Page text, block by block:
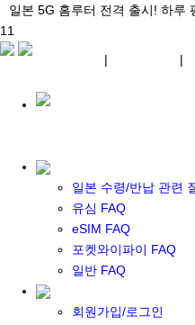
일본 5G 홈루터 전격 출시! 하루
11
일본 수령/반납 관련
유심 FAQ
eSIM FAQ
포켓와이파이 FAQ
일반 FAQ
회원가입/로그인
\아이비디오 eSIM🇯🇵/ 일본 3대
2026-08-11
일본 5G 홈루터 전격 출시! 하루
11
| |
포켓 와이파이 대여
일본 와이파이
일본 계약 와이파이
eSIM
일본 eSIM